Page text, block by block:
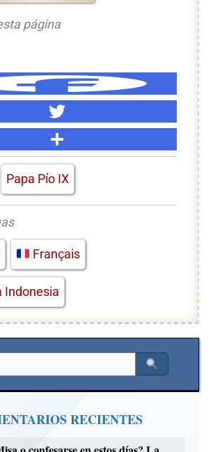
página
Papa Pío IX
Français
Indonesia
RECIENTES